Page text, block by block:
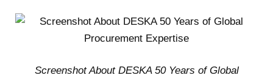
Screenshot About DESKA 50 Years of Global